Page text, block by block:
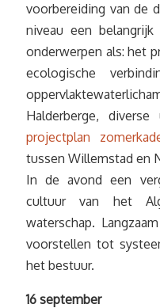
voorbereiding van de
niveau een
onderwerpen als: het
ecologische
Halderberge,
projectplan
tussen Willemstad en
In de avond een
cultuur van het
waterschap.
voorstellen tot
het bestuur.
16 september